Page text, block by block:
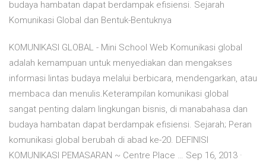
budaya hambatan dapat berdampak efisiensi. Sejarah
Komunikasi Global dan Bentuk-Bentuknya
KOMUNIKASI GLOBAL - Mini School Web Komunikasi global
adalah kemampuan untuk menyediakan dan mengakses
informasi lintas budaya melalui berbicara, mendengarkan, atau
membaca dan menulis.Keterampilan komunikasi global
sangat penting dalam lingkungan bisnis, di manabahasa dan
budaya hambatan dapat berdampak efisiensi. Sejarah; Peran
komunikasi global berubah di abad ke-20. DEFINISI
KOMUNIKASI PEMASARAN ~ Centre Place … Sep 16, 2013 ·